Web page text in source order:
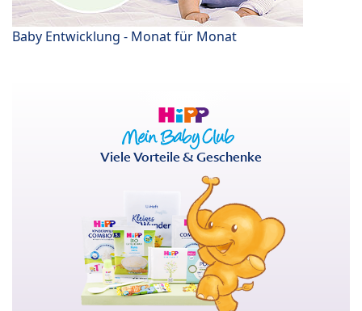
Baby Entwicklung - Monat für Monat
Viele Vorteile & Geschenke